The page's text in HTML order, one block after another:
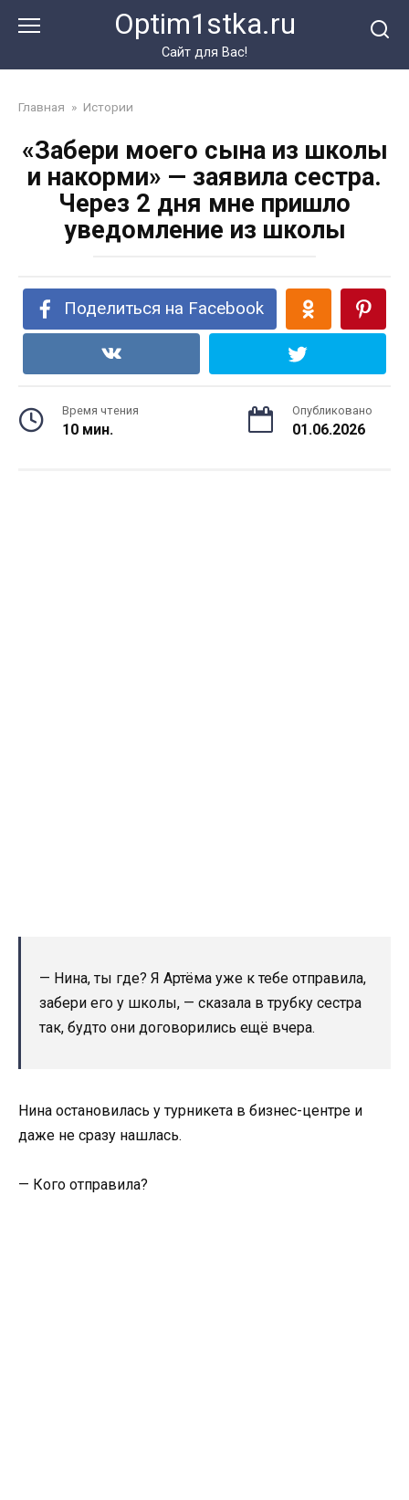
Optim1stka.ru
Сайт для Вас!
Главная » Истории
«Забери моего сына из школы
и накорми» — заявила сестра.
Через 2 дня мне пришло
уведомление из школы
Поделиться на Facebook
Время чтения
10 мин.
Опубликовано
01.06.2026
— Нина, ты где? Я Артёма уже к тебе отправила,
забери его у школы, — сказала в трубку сестра
так, будто они договорились ещё вчера.
Нина остановилась у турникета в бизнес-центре и
даже не сразу нашлась.
— Кого отправила?